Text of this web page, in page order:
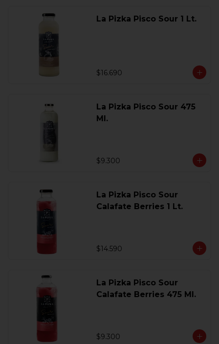
La Pizka Pisco Sour 1 Lt.
$16.690
La Pizka Pisco Sour 475
Ml.
$9.300
La Pizka Pisco Sour
Calafate Berries 1 Lt.
$14.590
La Pizka Pisco Sour
Calafate Berries 475 Ml.
$9.300